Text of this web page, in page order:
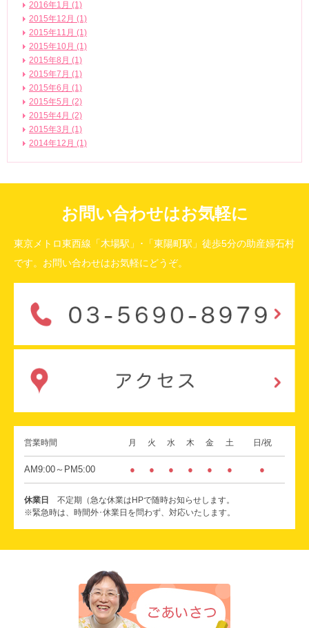
2016年1月 (1)
2015年12月 (1)
2015年11月 (1)
2015年10月 (1)
2015年8月 (1)
2015年7月 (1)
2015年6月 (1)
2015年5月 (2)
2015年4月 (2)
2015年3月 (1)
2014年12月 (1)
お問い合わせはお気軽に
東京メトロ東西線「木場駅」･「東陽町駅」徒歩5分の助産婦石村
です。お問い合わせはお気軽にどうぞ。
営業時間 月 火 水 木 金 土 日/祝
AM9:00～PM5:00 ● ● ● ● ● ● ●
休業日
不定期（急な休業はHPで随時お知らせします。
※緊急時は、時間外･休業日を問わず、対応いたします。